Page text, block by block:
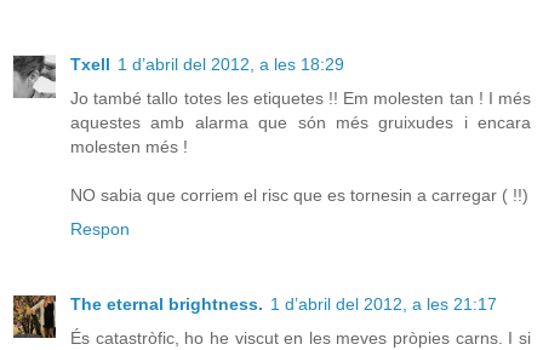
Txell 1 d’abril del 2012, a les 18:29
Jo també tallo totes les etiquetes !! Em molesten tan ! I més
aquestes amb alarma que són més gruixudes i encara
molesten més !
NO sabia que corriem el risc que es tornesin a carregar ( !!)
Respon
The eternal brightness. 1 d’abril del 2012, a les 21:17
És catastròfic, ho he viscut en les meves pròpies carns. I si